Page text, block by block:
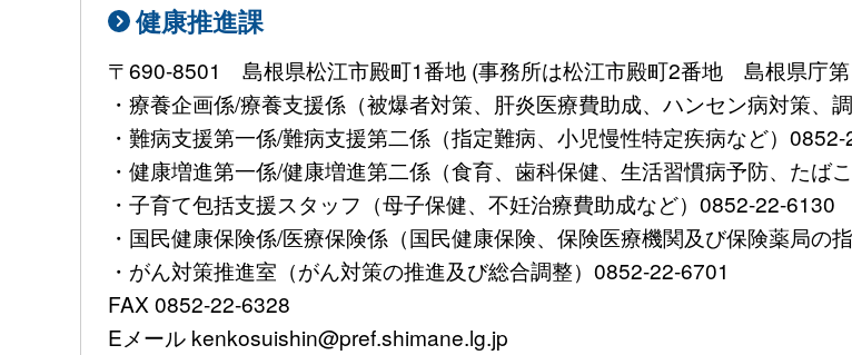
健康推進課
〒690-8501 島根県松江市殿町1番地 (事務所は松江市殿町2番地 島根県庁第
・療養企画係/療養支援係（被爆者対策、肝炎医療費助成、ハンセン病対策、
・難病支援第一係/難病支援第二係（指定難病、小児慢性特定疾病など）
・健康増進第一係/健康増進第二係（食育、歯科保健、生活習慣病予防、たば
・子育て包括支援スタッフ（母子保健、不妊治療費助成など）0852-22-6130
・国民健康保険係/医療保険係（国民健康保険、保険医療機関及び保険薬局の
・がん対策推進室（がん対策の推進及び総合調整）0852-22-6701
FAX 0852-22-6328
Eメール kenkosuishin@pref.shimane.lg.jp